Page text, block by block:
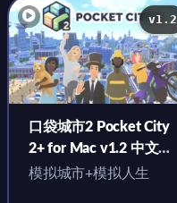
v1.2
口袋城市2 Pocket City
2+ for Mac v1.2 中文原
生版
模拟城市+模拟人生